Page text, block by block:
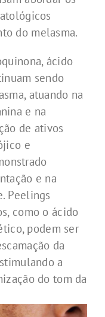
do melasma.
ácido
sendo
atuando na
e na
de ativos
e
e na
Peelings
como o ácido
podem ser
da
a
do tom da